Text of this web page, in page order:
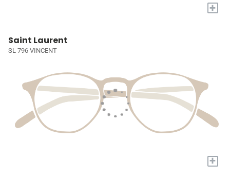
+
Saint Laurent
SL 796 VINCENT
+